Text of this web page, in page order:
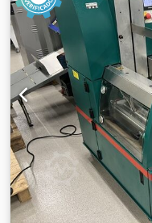
rejillas de protección
Dwjdpfezhyrmex Akbja
hidráulicamente) Con
también en el área de
de nuestros socios.
error y omisión.